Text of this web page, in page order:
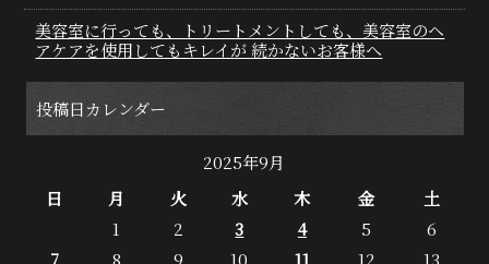
美容室に行っても、トリートメントしても、美容室のヘ
アケアを使用してもキレイが 続かないお客様へ
投稿日カレンダー
2025年9月
日
月 火 水 木 金
土
1
2 3 4 5
6
7
8 9 10 11 12 13